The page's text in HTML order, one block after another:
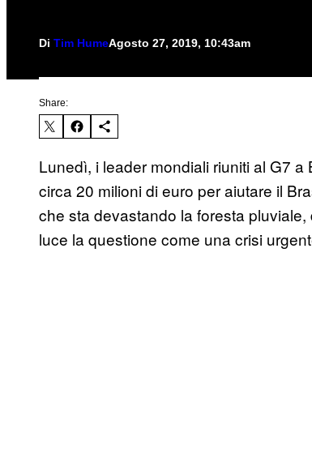
Di Tim HumeAgosto 27, 2019, 10:43am
Share:
Lunedì, i leader mondiali riuniti al G7
circa 20 milioni di euro per aiutare il
che sta devastando la foresta
luce la questione come una crisi